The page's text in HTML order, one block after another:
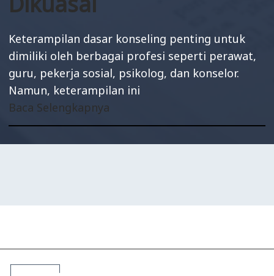
Keterampilan dasar konseling penting untuk
dimiliki oleh berbagai profesi seperti perawat,
guru, pekerja sosial, psikolog, dan konselor.
Namun, keterampilan ini
Baca Selengkapnya